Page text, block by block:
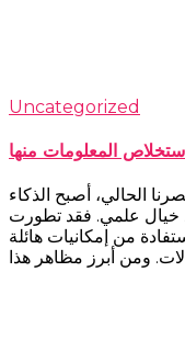
Uncategorized
المعلومات منها
الحالي، أصبح الذكاء
خيال علمي. فقد تطورت
من إمكانيات هائلة
ومن أبرز مظاهر هذا